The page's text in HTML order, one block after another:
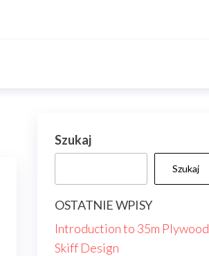
Szukaj
Szukaj
OSTATNIE WPISY
Introduction to 35m Plywood
Skiff Design